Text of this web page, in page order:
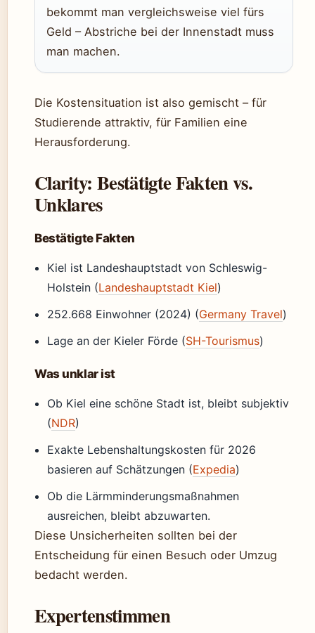
bekommt man vergleichsweise viel fürs
Geld – Abstriche bei der Innenstadt muss
man machen.
Die Kostensituation ist also gemischt – für
Studierende attraktiv, für Familien eine
Herausforderung.
Clarity: Bestätigte Fakten vs.
Unklares
Bestätigte Fakten
Kiel ist Landeshauptstadt von Schleswig-
Holstein (Landeshauptstadt Kiel)
252.668 Einwohner (2024) (Germany Travel)
Lage an der Kieler Förde (SH-Tourismus)
Was unklar ist
Ob Kiel eine schöne Stadt ist, bleibt subjektiv
(NDR)
Exakte Lebenshaltungskosten für 2026
basieren auf Schätzungen (Expedia)
Ob die Lärmminderungsmaßnahmen
ausreichen, bleibt abzuwarten.
Diese Unsicherheiten sollten bei der
Entscheidung für einen Besuch oder Umzug
bedacht werden.
Expertenstimmen